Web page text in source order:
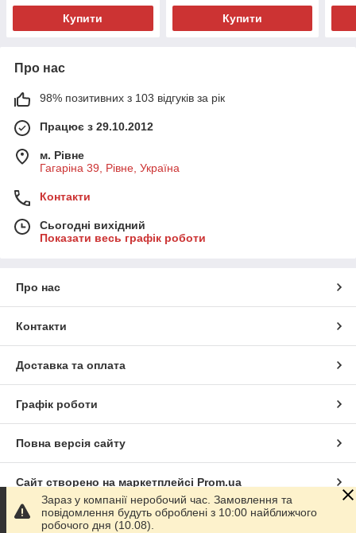
Купити Купити
Про нас
98% позитивних з 103 відгуків за рік
Працює з 29.10.2012
м. Рівне
Гагаріна 39, Рівне, Україна
Контакти
Сьогодні вихідний
Показати весь графік роботи
Про нас
Контакти
Доставка та оплата
Графік роботи
Повна версія сайту
Сайт створено на маркетплейсі Prom.ua
Політика конфіденційності
Зараз у компанії неробочий час. Замовлення та
повідомлення будуть оброблені з 10:00 найближчого
робочого дня (10.08).